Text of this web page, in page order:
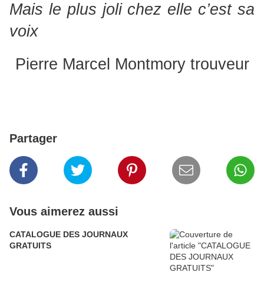
Mais le plus joli chez elle c’est sa
voix
Pierre Marcel Montmory trouveur
Partager
Vous aimerez aussi
CATALOGUE DES JOURNAUX
GRATUITS